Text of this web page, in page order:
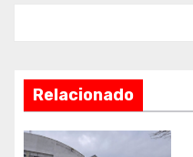
Relacionado